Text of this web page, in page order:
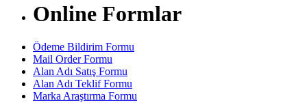
Online Formlar
Ödeme Bildirim Formu
Mail Order Formu
Alan Adı Satış Formu
Alan Adı Teklif Formu
Marka Araştırma Formu